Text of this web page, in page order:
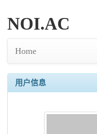
NOI.AC
Home
用户信息